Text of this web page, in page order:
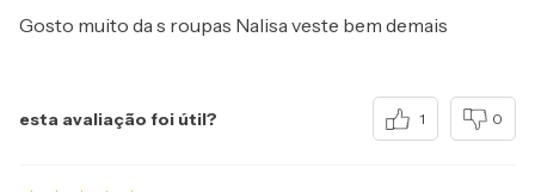
Gosto muito da s roupas Nalisa veste bem demais
esta avaliação foi útil? 1 0